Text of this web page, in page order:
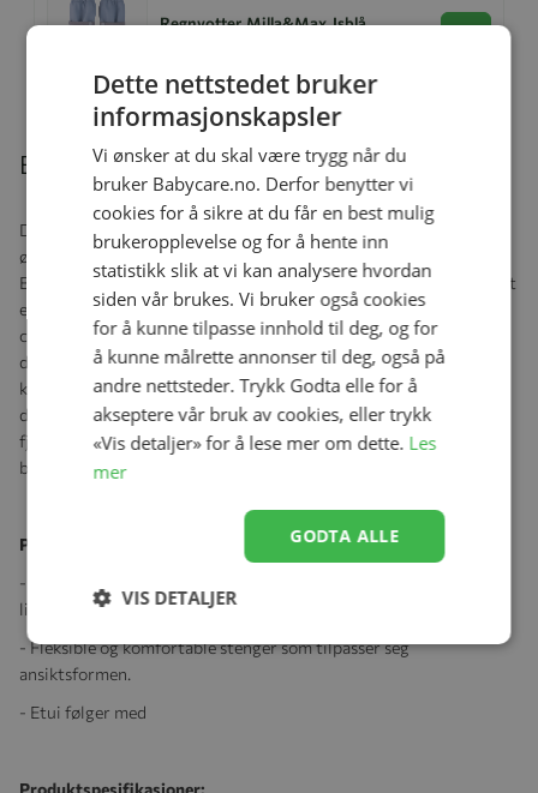
Regnvotter, Milla&Max, Isblå
Beskrivelse
Disse stilfulle kvalitetssolbrillene fra IZIPIZI® vil beskytte barnets
øyne takket være 100% UV, kategori 3-linser.
Barns øyne er gjennomtrengelige for ultrafiolette (UV) stråler, det
er derfor viktig å beskytte øynene godt. UV-stråler skade øye-
cellene og med tiden vil fornyelsen av disse blir dårligere og
dårligere. SUN-brillene gir tilpasset beskyttelse med 100% UV,
kategori 3-linser som beskytter mot blending og filtrere 100% av
de ultrafiolette strålene. Fleksible og komfortable stenger med
fjærhengsler som tilpasser seg ansiktsformen gjør solbrillene
behagelige å ha på-
Produktegenskaper:
- Beskytter mot ultraviolette stråler med 100% UV, kategori 3-
linser.
- Fleksible og komfortable stenger som tilpasser seg
ansiktsformen.
- Etui følger med
Dette nettstedet bruker
informasjonskapsler
Vi ønsker at du skal være trygg når du
bruker Babycare.no. Derfor benytter vi
cookies for å sikre at du får en best mulig
brukeropplevelse og for å hente inn
statistikk slik at vi kan analysere hvordan
siden vår brukes. Vi bruker også cookies
for å kunne tilpasse innhold til deg, og for
å kunne målrette annonser til deg, også på
andre nettsteder. Trykk Godta elle for å
akseptere vår bruk av cookies, eller trykk
«Vis detaljer» for å lese mer om dette. Les
mer
GODTA ALLE
VIS DETALJER